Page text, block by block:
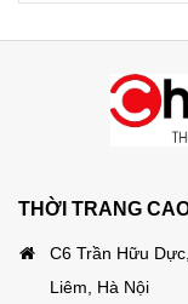
THỜI TRANG
C6 Trần Hữu
Liêm, Hà Nội